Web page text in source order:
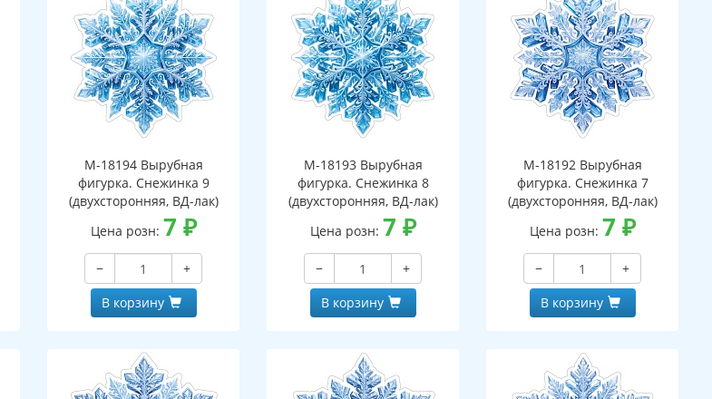
М-18194 Вырубная
фигурка. Снежинка 9
(двухсторонняя, ВД-лак)
Цена розн: 7 ₽
−
+
В корзину
М-18193 Вырубная
фигурка. Снежинка 8
(двухсторонняя, ВД-лак)
Цена розн: 7 ₽
−
+
В корзину
М-18192 Вырубная
фигурка. Снежинка 7
(двухсторонняя, ВД-лак)
Цена розн: 7 ₽
−
+
В корзину